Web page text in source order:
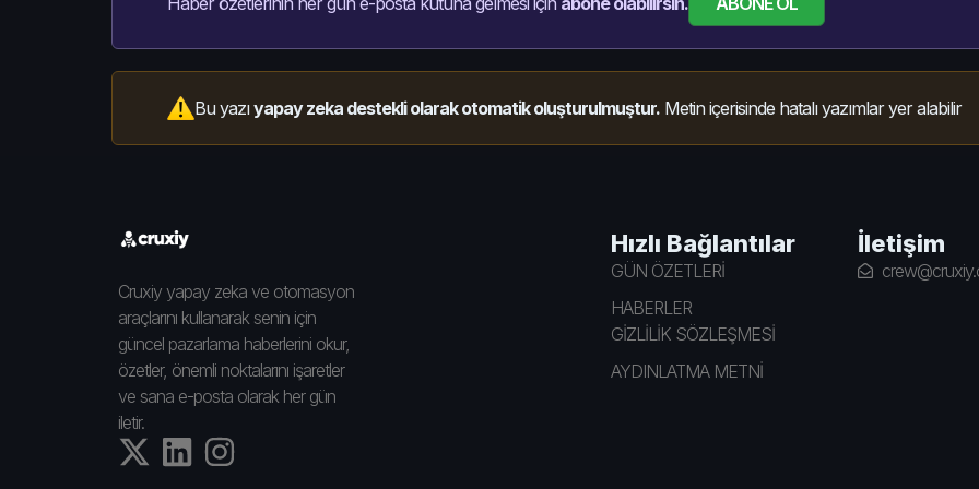
Bu yazıyapay zeka destekli olarak otomatik oluşturulmuştur. Metin içerisinde hatalı yazımlar yer alabilir
Cruxiy yapay zeka ve otomasyon
araçlarını kullanarak senin için
güncel pazarlama haberlerini okur,
özetler, önemli noktalarını işaretler
ve sana e-posta olarak her gün
iletir.
Hızlı Bağlantılar
GÜN ÖZETLERİ
HABERLER
GİZLİLİK SÖZLEŞMESİ
AYDINLATMA METNİ
İletişim